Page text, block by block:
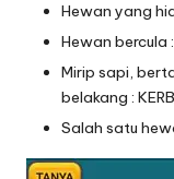
Hewan yang
Hewan bercula
Mirip sapi,
belakang :
Salah satu